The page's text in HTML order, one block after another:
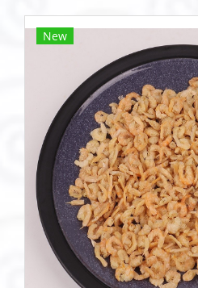
New